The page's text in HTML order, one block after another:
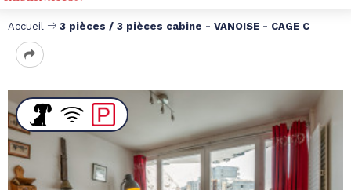
Accueil 3 pièces / 3 pièces cabine - VANOISE - CAGE C